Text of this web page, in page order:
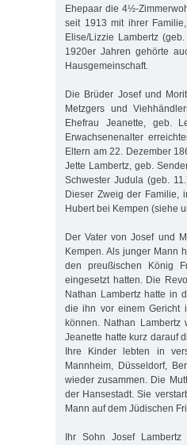
Ehepaar die 4½-
seit 1913 mit ihrer
Elise/Lizzie Lambertz
1920er Jahren gehörte
Hausgemeinschaft.
Die Brüder Josef und
Metzgers und
Ehefrau Jeanette, geb.
Erwachsenenalter
Eltern am 22. Dezember
Jette Lambertz, geb.
Schwester Judula (geb.
Dieser Zweig der Familie,
Hubert bei Kempen (siehe
Der Vater von Josef und
Kempen. Als junger Mann
den preußischen König
eingesetzt hatten. Die
Nathan Lambertz hatte in
die ihn vor einem Gericht
können. Nathan
Jeanette hatte kurz darauf
Ihre Kinder lebten in
Mannheim, Düsseldorf,
wieder zusammen. Die
der Hansestadt. Sie
Mann auf dem Jüdischen
Ihr Sohn Josef